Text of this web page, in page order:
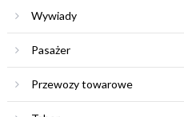
Wywiady
Pasażer
Przewozy towarowe